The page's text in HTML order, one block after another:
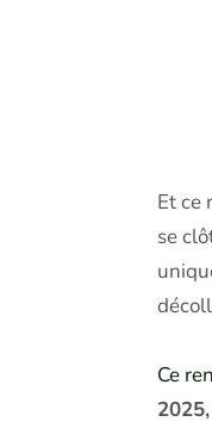
Et ce
se
Ce